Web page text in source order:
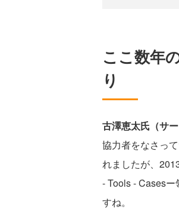
ここ数年
り
古澤恵太氏（サ
協力者をなさっ
れましたが、
- Tools - Cases
すね。